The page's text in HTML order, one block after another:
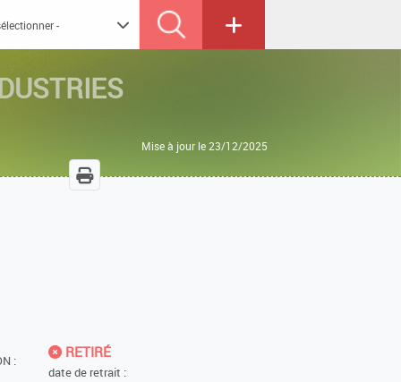
Mise à jour le 23/12/2025
:
RETIRÉ
date de retrait :